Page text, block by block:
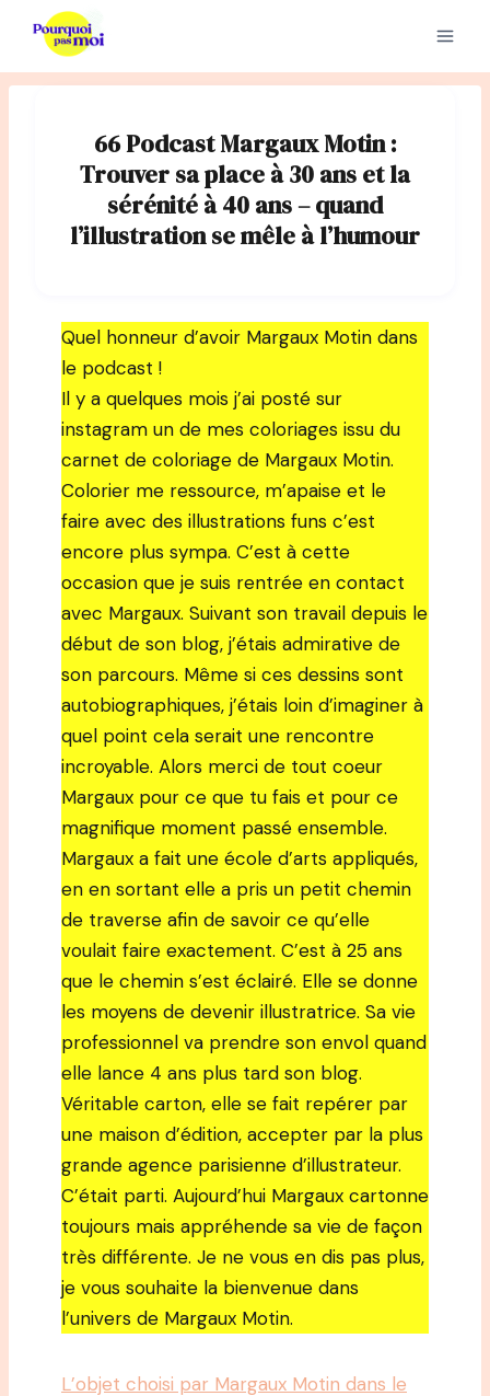
contenu
66 Podcast Margaux Motin :
Trouver sa place à 30 ans et la
sérénité à 40 ans – quand
l’illustration se mêle à l’humour
Quel honneur d’avoir Margaux Motin dans
le podcast !
Il y a quelques mois j’ai posté sur
instagram un de mes coloriages issu du
carnet de coloriage de Margaux Motin.
Colorier me ressource, m’apaise et le
faire avec des illustrations funs c’est
encore plus sympa. C’est à cette
occasion que je suis rentrée en contact
avec Margaux. Suivant son travail depuis le
début de son blog, j’étais admirative de
son parcours. Même si ces dessins sont
autobiographiques, j’étais loin d’imaginer à
quel point cela serait une rencontre
incroyable. Alors merci de tout coeur
Margaux pour ce que tu fais et pour ce
magnifique moment passé ensemble.
Margaux a fait une école d’arts appliqués,
en en sortant elle a pris un petit chemin
de traverse afin de savoir ce qu’elle
voulait faire exactement. C’est à 25 ans
que le chemin s’est éclairé. Elle se donne
les moyens de devenir illustratrice. Sa vie
professionnel va prendre son envol quand
elle lance 4 ans plus tard son blog.
Véritable carton, elle se fait repérer par
une maison d’édition, accepter par la plus
grande agence parisienne d’illustrateur.
C’était parti. Aujourd’hui Margaux cartonne
toujours mais appréhende sa vie de façon
très différente. Je ne vous en dis pas plus,
je vous souhaite la bienvenue dans
l’univers de Margaux Motin.
L’objet choisi par Margaux Motin dans le